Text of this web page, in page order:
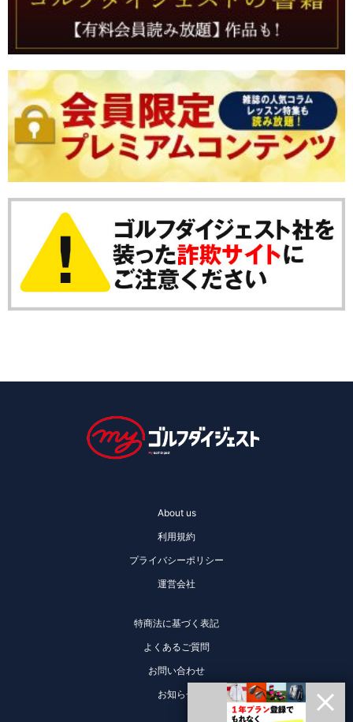
About us
利用規約
プライバシーポリシー
運営会社
特商法に基づく表記
よくあるご質問
お問い合わせ
お知らせ